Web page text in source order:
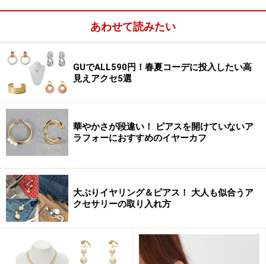
ビジネスシーンでは、業種や職種にもよりますが、人に
会う機会が多いもの。ですので、相手に不快を与えるよ
うなファッションはもってのほか。ジュエリーやアクセ
サリーだって、控えめに主張するのが鉄則。揺れるタイ
プのピアスや、大きな石の付いたリングなどは、なるべ
く付けないようにするのが正解です。
こちらのゴールドのサークルが連なったネックレスは、
1点1点手作りで作られる18Kのアクセサリー。エレガン
あわせて読みたい
GUでALL590円！春夏コーデに投入したい高
見えアクセ5選
華やかさが段違い！ ピアスを開けていないア
ラフォーにおすすめのイヤーカフ
大ぶりイヤリング＆ピアス！ 大人も似合うア
クセサリーの取り入れ方